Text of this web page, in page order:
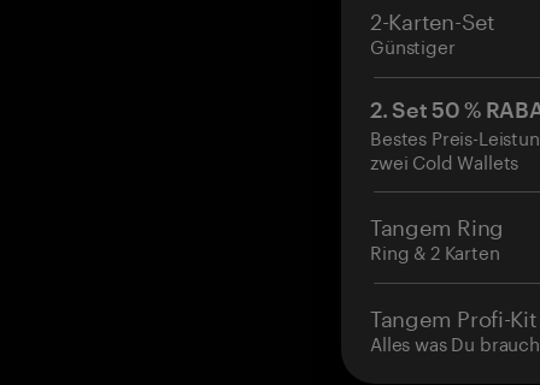
2-Karten-Set
Günstiger
2. Set 50 %
Bestes Preis-
zwei Cold Wallets
Tangem Ring
Ring & 2 Karten
Tangem Profi-Kit
Alles was Du